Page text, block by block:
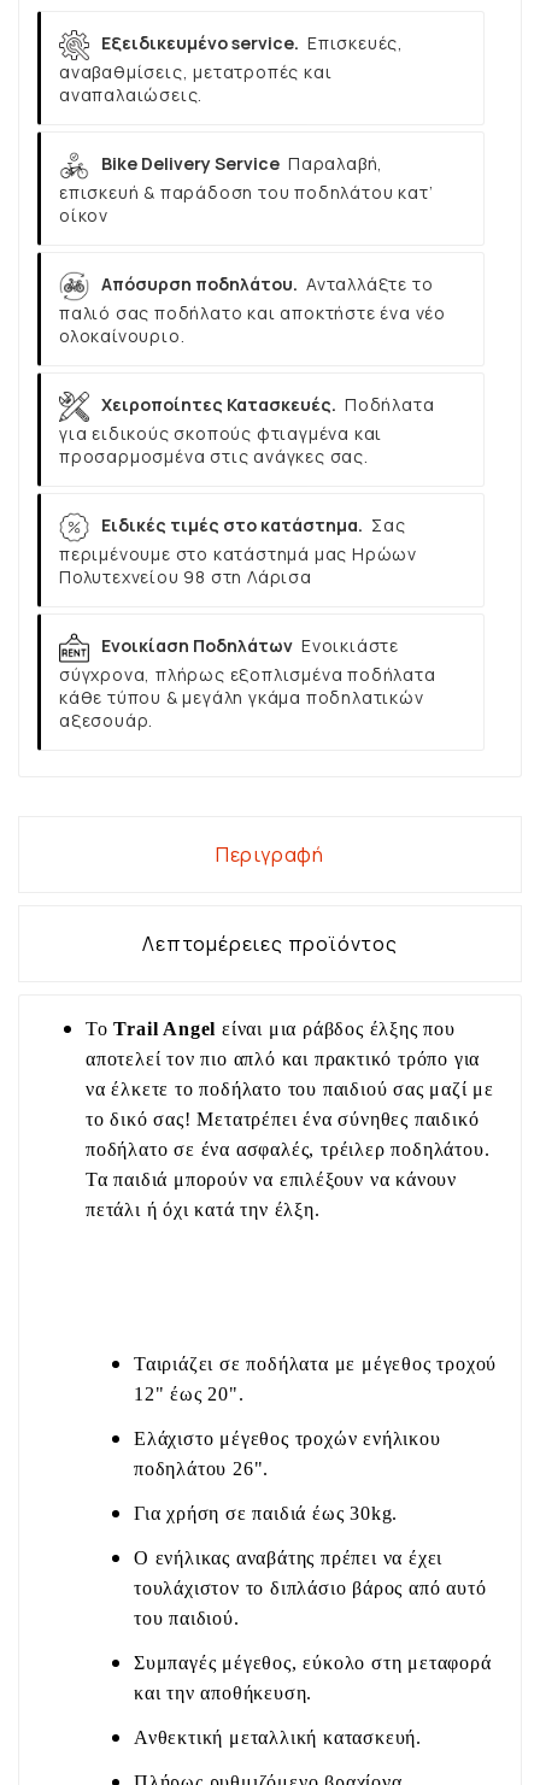
Εξειδικευμένο service. Επισκευές,
αναβαθμίσεις, μετατροπές και
αναπαλαιώσεις.
Bike Delivery Service Παραλαβή,
επισκευή & παράδοση του ποδηλάτου κατ’
οίκον
Απόσυρση ποδηλάτου. Ανταλλάξτε το
παλιό σας ποδήλατο και αποκτήστε ένα νέο
ολοκαίνουριο.
Χειροποίητες Κατασκευές. Ποδήλατα
για ειδικούς σκοπούς φτιαγμένα και
προσαρμοσμένα στις ανάγκες σας.
Ειδικές τιμές στο κατάστημα. Σας
περιμένουμε στο κατάστημά μας Ηρώων
Πολυτεχνείου 98 στη Λάρισα
Ενοικίαση Ποδηλάτων Ενοικιάστε
σύγχρονα, πλήρως εξοπλισμένα ποδήλατα
κάθε τύπου & μεγάλη γκάμα ποδηλατικών
αξεσουάρ.
Περιγραφή
Λεπτομέρειες προϊόντος
ΤοTrail Angel είναι μια ράβδος έλξης που
αποτελεί τον πιο απλό και πρακτικό τρόπο για
να έλκετε το ποδήλατο του παιδιού σας μαζί με
το δικό σας! Μετατρέπει ένα σύνηθες παιδικό
ποδήλατο σε ένα ασφαλές, τρέιλερ ποδηλάτου.
Τα παιδιά μπορούν να επιλέξουν να κάνουν
πετάλι ή όχι κατά την έλξη.
Ταιριάζει σε ποδήλατα με μέγεθος τροχού
12" έως 20".
Ελάχιστο μέγεθος τροχών ενήλικου
ποδηλάτου 26".
Για χρήση σε παιδιά έως 30kg.
Ο ενήλικας αναβάτης πρέπει να έχει
τουλάχιστον το διπλάσιο βάρος από αυτό
του παιδιού.
Συμπαγές μέγεθος, εύκολο στη μεταφορά
και την αποθήκευση.
Ανθεκτική μεταλλική κατασκευή.